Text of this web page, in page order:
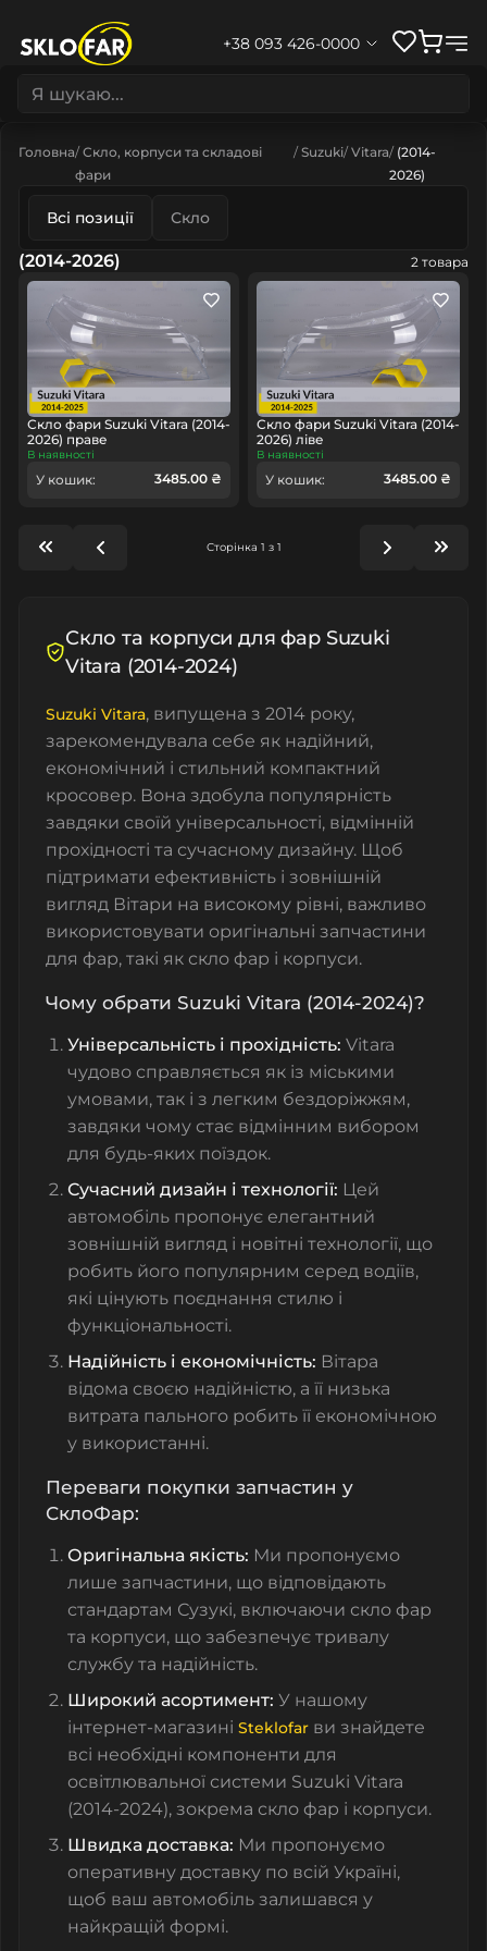
+38 093 426-0000
Головна Скло, корпуси та складові
фари
Suzuki Vitara (2014-
2026)
Всі позиції Скло
(2014-2026) 2 товара
Скло фари Suzuki Vitara (2014-
2026) праве
В наявності
У кошик: 3485.00 ₴
Скло фари Suzuki Vitara (2014-
2026) ліве
В наявності
У кошик: 3485.00 ₴
Сторінка 1 з 1
Скло та корпуси для фар Suzuki
Vitara (2014-2024)
Suzuki Vitara, випущена з 2014 року,
зарекомендувала себе як надійний,
економічний і стильний компактний
кросовер. Вона здобула популярність
завдяки своїй універсальності, відмінній
прохідності та сучасному дизайну. Щоб
підтримати ефективність і зовнішній
вигляд Вітари на високому рівні, важливо
використовувати оригінальні запчастини
для фар, такі як скло фар і корпуси.
Чому обрати Suzuki Vitara (2014-2024)?
Універсальність і прохідність: Vitara
чудово справляється як із міськими
умовами, так і з легким бездоріжжям,
завдяки чому стає відмінним вибором
для будь-яких поїздок.
Сучасний дизайн і технології: Цей
автомобіль пропонує елегантний
зовнішній вигляд і новітні технології, що
робить його популярним серед водіїв,
які цінують поєднання стилю і
функціональності.
Надійність і економічність: Вітара
відома своєю надійністю, а її низька
витрата пального робить її економічною
у використанні.
Переваги покупки запчастин у
СклоФар:
Оригінальна якість: Ми пропонуємо
лише запчастини, що відповідають
стандартам Сузукі, включаючи скло фар
та корпуси, що забезпечує тривалу
службу та надійність.
Широкий асортимент: У нашому
інтернет-магазині Steklofar ви знайдете
всі необхідні компоненти для
освітлювальної системи Suzuki Vitara
(2014-2024), зокрема скло фар і корпуси.
Швидка доставка: Ми пропонуємо
оперативну доставку по всій Україні,
щоб ваш автомобіль залишався у
найкращій формі.